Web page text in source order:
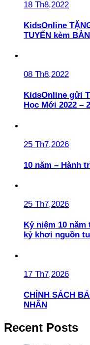
18 Th8,2022
KidsOnline
TUYẾN kèm
08 Th8,2022
KidsOnline gửi
Học Mới 2022 –
25 Th7,2026
10 năm – Hành
25 Th7,2026
Kỷ niệm 10
kỷ khơi nguồn
17 Th7,2026
CHÍNH SÁCH
NHÂN
Recent Posts